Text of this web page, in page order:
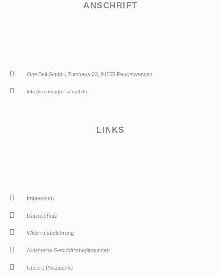
ANSCHRIFT
One Belt GmbH, Zumhaus 23, 91555 Feuchtwangen
info@testsieger-siegel.de
LINKS
Impressum
Datenschutz
Widerrufsbelehrung
Allgemeine Geschäftsbedingungen
Unsere Philosophie